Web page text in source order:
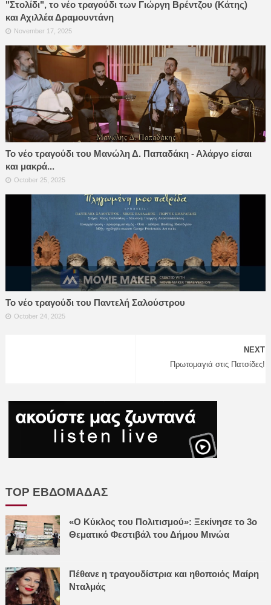
"Στολίδι", το νέο τραγούδι των Γιώργη Βρέντζου (Κάτης)
και Αχιλλέα Δραμουντάνη
November 17, 2025
Το νέο τραγούδι του Μανώλη Δ. Παπαδάκη - Αλάργο είσαι
και μακρά...
October 25, 2025
Το νέο τραγούδι του Παντελή Σαλούστρου
October 24, 2025
NEXT
Πρωτομαγιά στις Πατσίδες!
TOP ΕΒΔΟΜΑΔΑΣ
«Ο Κύκλος του Πολιτισμού»: Ξεκίνησε το 3ο
Θεματικό Φεστιβάλ του Δήμου Μινώα
Πέθανε η τραγουδίστρια και ηθοποιός Μαίρη
Νταλμάς